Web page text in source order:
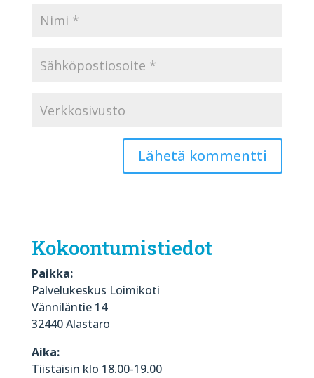
Kokoontumistiedot
Paikka:
Palvelukeskus Loimikoti
Vänniläntie 14
32440 Alastaro
Aika:
Tiistaisin klo 18.00-19.00